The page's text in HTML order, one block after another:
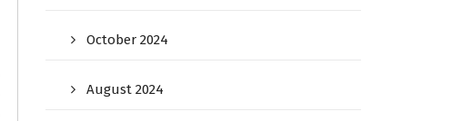
October 2024
August 2024